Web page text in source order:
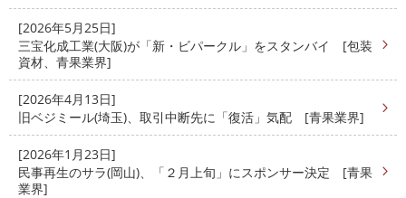
[2026年5月25日]
三宝化成工業(大阪)が「新・ビパークル」をスタンバイ [包装
資材、青果業界]
[2026年4月13日]
旧ベジミール(埼玉)、取引中断先に「復活」気配 [青果業界]
[2026年1月23日]
民事再生のサラ(岡山)、「２月上旬」にスポンサー決定 [青果
業界]